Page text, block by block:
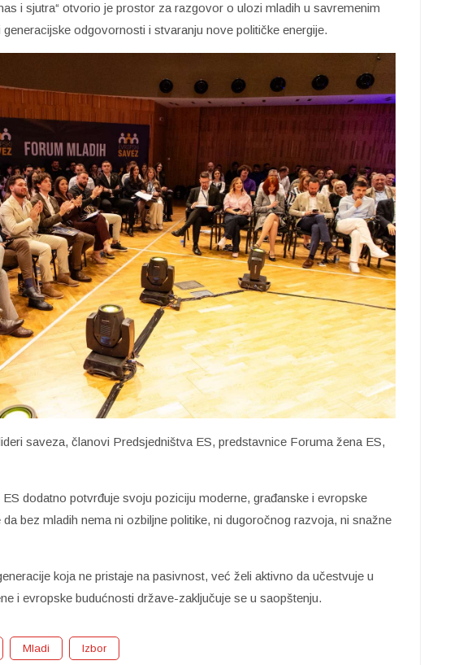
i sjutra“ otvorio je prostor za razgovor o ulozi mladih u savremenim
odgovornosti i stvaranju nove političke energije.
saveza, članovi Predsjedništva ES, predstavnice Foruma žena ES,
dodatno potvrđuje svoju poziciju moderne, građanske i evropske
bez mladih nema ni ozbiljne politike, ni dugoročnog razvoja, ni snažne
koja ne pristaje na pasivnost, već želi aktivno da učestvuje u
i evropske budućnosti države-zaključuje se u saopštenju.
Mladi Izbor